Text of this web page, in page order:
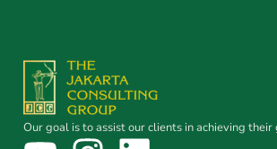
Our goal is to assist our clients in achieving their